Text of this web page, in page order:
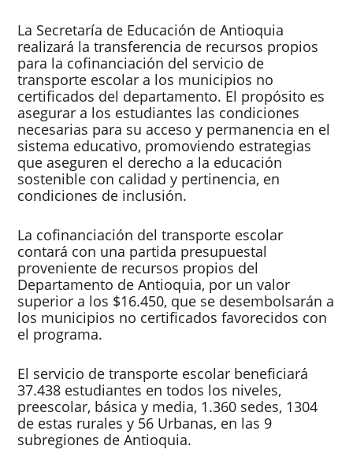
La Secretaría de Educación de Antioquia
realizará la transferencia de recursos propios
para la cofinanciación del servicio de
transporte escolar a los municipios no
certificados del departamento. El propósito es
asegurar a los estudiantes las condiciones
necesarias para su acceso y permanencia en el
sistema educativo, promoviendo estrategias
que aseguren el derecho a la educación
sostenible con calidad y pertinencia, en
condiciones de inclusión.
La cofinanciación del transporte escolar
contará con una partida presupuestal
proveniente de recursos propios del
Departamento de Antioquia, por un valor
superior a los $16.450, que se desembolsarán a
los municipios no certificados favorecidos con
el programa.
El servicio de transporte escolar beneficiará
37.438 estudiantes en todos los niveles,
preescolar, básica y media, 1.360 sedes, 1304
de estas rurales y 56 Urbanas, en las 9
subregiones de Antioquia.